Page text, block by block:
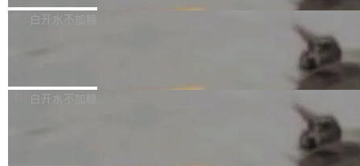
员工参与设立的专项资产管理计划。其中，Dee
获配9...
一个回归问题，该问题导致拉取镜像时会拒绝包
题，该问题可能导致在旧版 Linux 内核...
e 孵化器项目管理委员会（IPMC）投票中获得
P）！这一里程碑不仅标志着 Fluss 迈入新的发
白开水不加糖
长期停止内容更新，未能实现其作为“AI版维基百
白开水不加糖